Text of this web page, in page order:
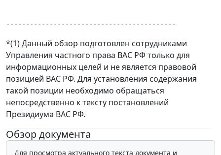
-------------------------------------------
*(1) Данный обзор подготовлен сотрудниками
Управления частного права ВАС РФ только для
информационных целей и не является правовой
позицией ВАС РФ. Для установления содержания
такой позиции необходимо обращаться
непосредственно к тексту постановлений
Президиума ВАС РФ.
Обзор документа
Для просмотра актуального текста документа и